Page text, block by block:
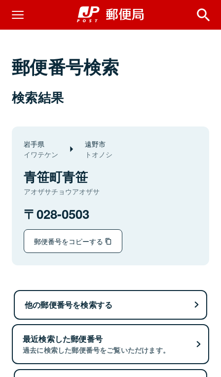
郵便番号検索
検索結果
岩手県
イワテケン
遠野市
トオノシ
青笹町青笹
アオザサチョウアオザサ
028-0503
郵便番号をコピーする
他の郵便番号を検索する
最近検索した郵便番号
過去に検索した郵便番号をご覧いただけます。